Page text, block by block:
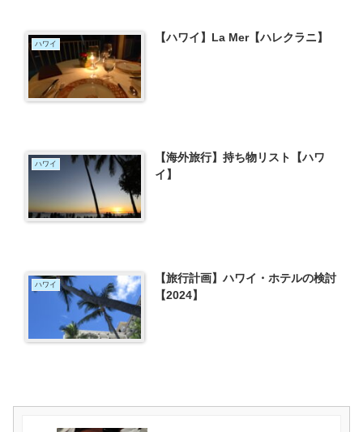
ハワイ 【ハワイ】La Mer【ハレクラニ】
ハワイ
【海外旅行】持ち物リスト【ハワ
イ】
ハワイ
【旅行計画】ハワイ・ホテルの検討
【2024】